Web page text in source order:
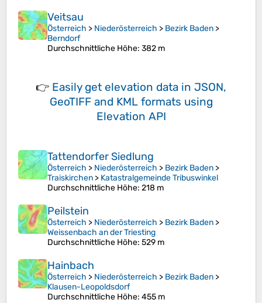
Veitsau
Österreich > Niederösterreich > Bezirk Baden >
Berndorf
Durchschnittliche Höhe: 382 m
👉 Easily get elevation data in JSON,
GeoTIFF and KML formats using
Elevation API
Tattendorfer Siedlung
Österreich > Niederösterreich > Bezirk Baden >
Traiskirchen > Katastralgemeinde Tribuswinkel
Durchschnittliche Höhe: 218 m
Peilstein
Österreich > Niederösterreich > Bezirk Baden >
Weissenbach an der Triesting
Durchschnittliche Höhe: 529 m
Hainbach
Österreich > Niederösterreich > Bezirk Baden >
Klausen-Leopoldsdorf
Durchschnittliche Höhe: 455 m